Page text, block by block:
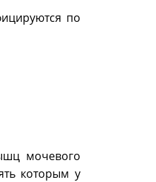
по
мочевого
которым у